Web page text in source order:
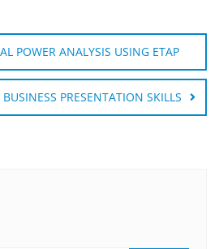
POWER ANALYSIS USING ETAP
PRESENTATION SKILLS